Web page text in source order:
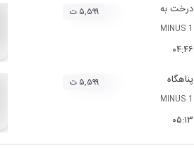
درخت به
MINUS 1
۰۴:۴۶
۵,۵۹۹ ت
پناهگاه
MINUS 1
۰۵:۱۳
۵,۵۹۹ ت